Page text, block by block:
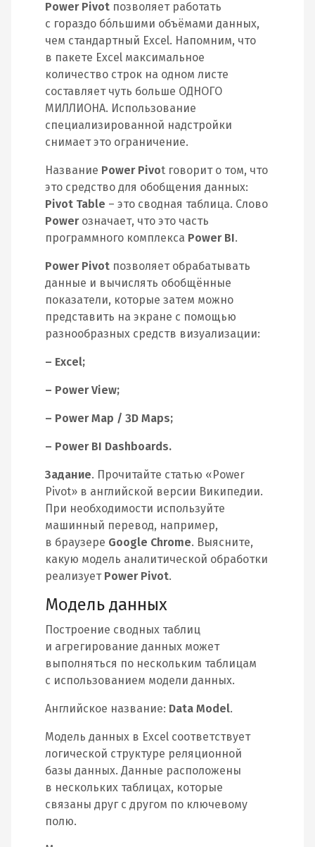
Power Pivot позволяет работать
с гораздо бóльшими объёмами данных,
чем стандартный Excel. Напомним, что
в пакете Excel максимальное
количество строк на одном листе
составляет чуть больше ОДНОГО
МИЛЛИОНА. Использование
специализированной надстройки
снимает это ограничение.
Название Power Pivot говорит о том, что
это средство для обобщения данных:
Pivot Table – это сводная таблица. Слово
Power означает, что это часть
программного комплекса Power BI.
Power Pivot позволяет обрабатывать
данные и вычислять обобщённые
показатели, которые затем можно
представить на экране с помощью
разнообразных средств визуализации:
– Excel;
– Power View;
– Power Map / 3D Maps;
– Power BI Dashboards.
Задание. Прочитайте статью «Power
Pivot» в английской версии Википедии.
При необходимости используйте
машинный перевод, например,
в браузере Google Chrome. Выясните,
какую модель аналитической обработки
реализует Power Pivot.
Модель данных
Построение сводных таблиц
и агрегирование данных может
выполняться по нескольким таблицам
с использованием модели данных.
Английское название: Data Model.
Модель данных в Excel соответствует
логической структуре реляционной
базы данных. Данные расположены
в нескольких таблицах, которые
связаны друг с другом по ключевому
полю.